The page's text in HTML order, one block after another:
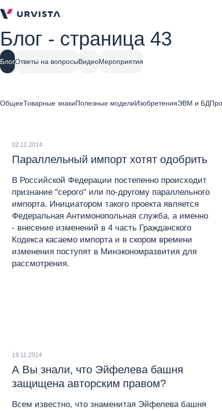
Блог - страница 43
БлогОтветы на вопросыВидеоМероприятия
ОбщееТоварные знакиПолезные моделиИзобретенияЭВМ и БД
02.12.2014
Параллельный импорт хотят одобрить
В Российской Федерации постепенно происходит
признание "серого" или по-другому параллельного
импорта. Инициатором такого проекта является
Федеральная Антимонопольная служба, а именно
- внесение изменений в 4 часть Гражданского
Кодекса касаемо импорта и в скором времени
изменения поступят в Минэкономразвития для
рассмотрения.
19.11.2014
А Вы знали, что Эйфелева башня
защищена авторским правом?
Всем известно, что знаменитая Эйфелева башня